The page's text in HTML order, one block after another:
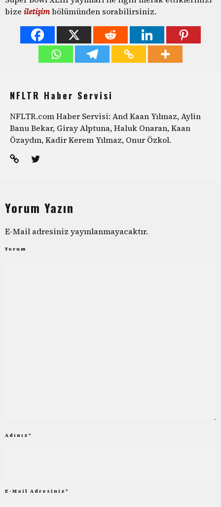
bize iletişimbölümünden sorabilirsiniz.
NFLTR Haber Servisi
NFLTR.com Haber Servisi: And Kaan Yılmaz, Aylin
Banu Bekar, Giray Alptuna, Haluk Onaran, Kaan
Özaydın, Kadir Kerem Yılmaz, Onur Özkol.
Yorum Yazın
E-Mail adresiniz yayınlanmayacaktır.
Yorum
Adınız *
E-Mail Adresiniz *